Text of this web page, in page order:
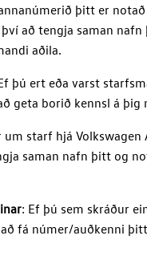
þitt er
að tengja saman
aðila.
þú ert eða varst
geta borið kennsl á
um starf hjá Volkswagen
saman nafn þitt og
: Ef þú sem skráður
fá númer/auðkenni